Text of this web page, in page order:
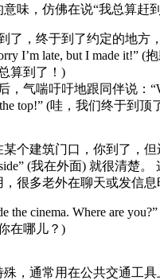
意味，仿佛在说“我总算赶
了，终于到了约定的地方
I’m late, but I made it!” (
算到了！)
，气喘吁吁地跟同伴说：
top!” (哇，我们终于到顶
个建筑门口，你到了，但
(我在外面) 就很清楚。
很多老外在聊天或发信息
the cinema. Where are
在哪儿？)
，通常用在公共交通工